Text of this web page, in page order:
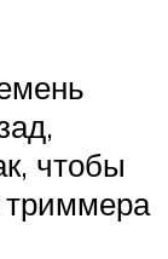
чтобы
триммера